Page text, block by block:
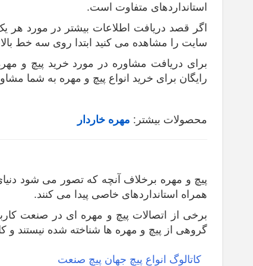
استانداردهای متفاوت است.
اگر قصد دریافت اطلاعات بیشتر در مورد هر
سایت را مشاهده می کنید ابتدا روی سه خط
برای دریافت مشاوره در مورد خرید پیچ و
رایگان برای خرید انواع پیچ و مهره به شما
محصولات بیشتر: مهره خاردار
پیچ و مهره برخلاف آنچه که تصور می شود
همراه استانداردهای خاصی پیدا می کنند.
برخی از اتصالات پیچ و مهره ای در صنعت
گروهی از پیچ و مهره ها شناخته شده نیستند و
کاتالوگ انواع پیچ جهان پیچ صنعت